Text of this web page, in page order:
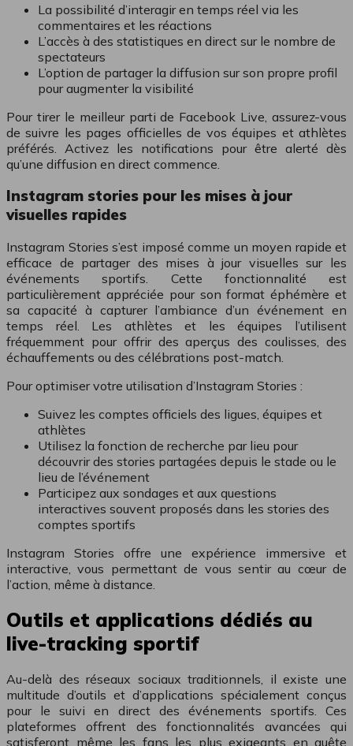
La possibilité d’interagir en temps réel via les
commentaires et les réactions
L’accès à des statistiques en direct sur le nombre de
spectateurs
L’option de partager la diffusion sur son propre profil
pour augmenter la visibilité
Pour tirer le meilleur parti de Facebook Live, assurez-vous
de suivre les pages officielles de vos équipes et athlètes
préférés. Activez les notifications pour être alerté dès
qu’une diffusion en direct commence.
Instagram stories pour les mises à jour
visuelles rapides
Instagram Stories s’est imposé comme un moyen rapide et
efficace de partager des mises à jour visuelles sur les
événements sportifs. Cette fonctionnalité est
particulièrement appréciée pour son format éphémère et
sa capacité à capturer l’ambiance d’un événement en
temps réel. Les athlètes et les équipes l’utilisent
fréquemment pour offrir des aperçus des coulisses, des
échauffements ou des célébrations post-match.
Pour optimiser votre utilisation d’Instagram Stories :
Suivez les comptes officiels des ligues, équipes et
athlètes
Utilisez la fonction de recherche par lieu pour
découvrir des stories partagées depuis le stade ou le
lieu de l’événement
Participez aux sondages et aux questions
interactives souvent proposés dans les stories des
comptes sportifs
Instagram Stories offre une expérience immersive et
interactive, vous permettant de vous sentir au cœur de
l’action, même à distance.
Outils et applications dédiés au
live-tracking sportif
Au-delà des réseaux sociaux traditionnels, il existe une
multitude d’outils et d’applications spécialement conçus
pour le suivi en direct des événements sportifs. Ces
plateformes offrent des fonctionnalités avancées qui
satisferont même les fans les plus exigeants en quête